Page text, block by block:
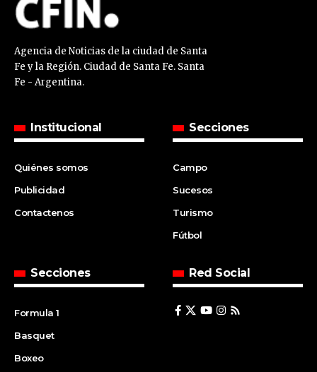
Agencia de Noticias de la ciudad de Santa
Fe y la Región. Ciudad de Santa Fe. Santa
Fe - Argentina.
Institucional
Quiénes somos
Publicidad
Contactenos
Secciones
Campo
Sucesos
Turismo
Fútbol
Secciones
Formula 1
Basquet
Boxeo
Red Social